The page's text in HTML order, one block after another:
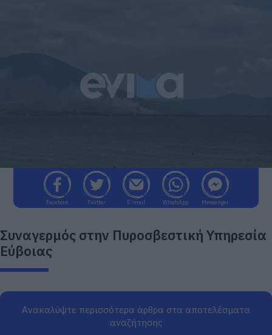
Facebook Twitter E-mail WhatsApp Messenger
Συναγερμός στην Πυροσβεστική Υπηρεσία
Εύβοιας
Ανακαλύψτε περισσότερα άρθρα στα αποτελέσματα
αναζήτησης